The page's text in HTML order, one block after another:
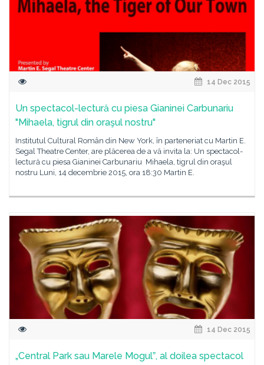
14 Dec 2015
Un spectacol-lectură cu piesa Gianinei Carbunariu
"Mihaela, tigrul din oraşul nostru"
Institutul Cultural Român din New York, în parteneriat cu Martin E.
Segal Theatre Center, are plăcerea de a vă invita la: Un spectacol-
lectură cu piesa Gianinei Carbunariu Mihaela, tigrul din oraşul
nostru Luni, 14 decembrie 2015, ora 18:30 Martin E.
14 Dec 2015
„Central Park sau Marele Mogulˮ, al doilea spectacol